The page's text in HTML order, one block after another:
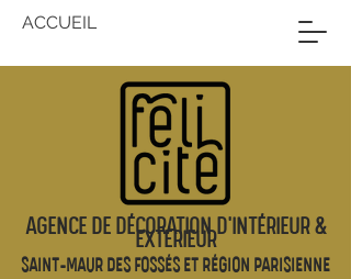
ACCUEIL
AGENCE DE DÉCORATION D'INTÉRIEUR &
EXTÉRIEUR
SAINT-MAUR DES FOSSÉS ET RÉGION PARISIENNE